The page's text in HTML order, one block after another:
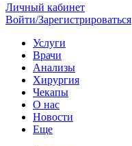
Личный кабинет
Войти/Зарегистрироваться
Услуги
Врачи
Анализы
Хирургия
Чекапы
О нас
Новости
Еще